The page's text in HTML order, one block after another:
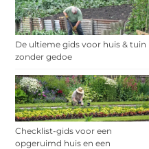
De ultieme gids voor huis & tuin
zonder gedoe
Checklist-gids voor een
opgeruimd huis en een